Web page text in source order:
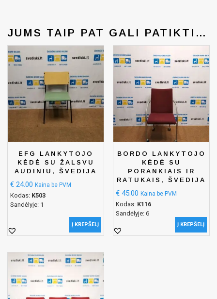
JUMS TAIP PAT GALI PATIKTI…
EFG LANKYTOJO
KĖDĖ SU ŽALSVU
AUDINIU, ŠVEDIJA
€ 24.00 Kaina be PVM
Kodas: K503
Sandėlyje: 1
Į KREPŠELĮ
BORDO LANKYTOJO
KĖDĖ SU
PORANKIAIS IR
RATUKAIS, ŠVEDIJA
€ 45.00 Kaina be PVM
Kodas: K116
Sandėlyje: 6
Į KREPŠELĮ